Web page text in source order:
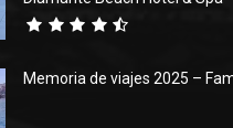
Memoria de viajes 2025 –